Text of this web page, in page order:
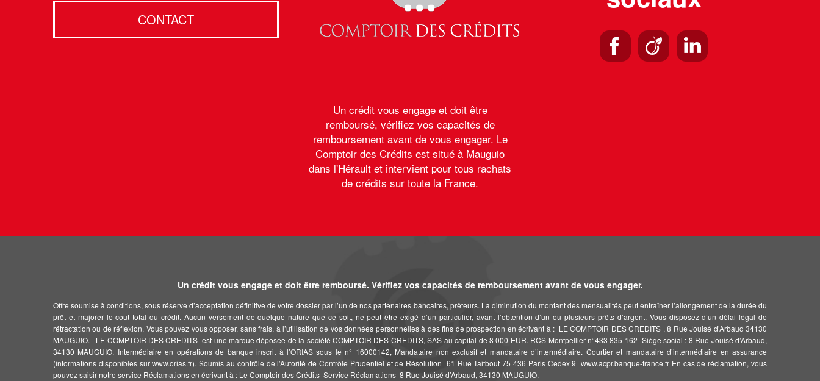
CONTACT
Un crédit vous engage et doit être
remboursé, vérifiez vos capacités de
remboursement avant de vous engager. Le
Comptoir des Crédits est situé à Mauguio
dans l'Hérault et intervient pour tous rachats
de crédits sur toute la France.
Un crédit vous engage et doit être remboursé. Vérifiez vos capacités de remboursement avant de vous engager.
Offre soumise à conditions, sous réserve d’acceptation définitive de votre dossier par l’un de nos partenaires bancaires, prêteurs. La diminution du montant des mensualités peut entraîner l’allongement de la durée du
prêt et majorer le coût total du crédit. Aucun versement de quelque nature que ce soit, ne peut être exigé d’un particulier, avant l’obtention d’un ou plusieurs prêts d’argent. Vous disposez d’un délai légal de
rétractation ou de réflexion. Vous pouvez vous opposer, sans frais, à l’utilisation de vos données personnelles à des fins de prospection en écrivant à : LE COMPTOIR DES CREDITS . 8 Rue Jouisé d’Arbaud 34130
MAUGUIO. LE COMPTOIR DES CREDITS est une marque déposée de la société COMPTOIR DES CREDITS, SAS au capital de 8 000 EUR. RCS Montpellier n°433 835 162  Siège social : 8 Rue Jouisé d’Arbaud,
34130 MAUGUIO. Intermédiaire en opérations de banque inscrit à l’ORIAS sous le n° 16000142, Mandataire non exclusif et mandataire d’intermédiaire. Courtier et mandataire d’intermédiaire en assurance
(informations disponibles sur www.orias.fr). Soumis au contrôle de l’Autorité de Contrôle Prudentiel et de Résolution  61 Rue Taitbout 75 436 Paris Cedex 9  www.acpr.banque-france.fr En cas de réclamation, vous
pouvez saisir notre service Réclamations en écrivant à : Le Comptoir des Crédits  Service Réclamations  8 Rue Jouisé d’Arbaud, 34130 MAUGUIO.